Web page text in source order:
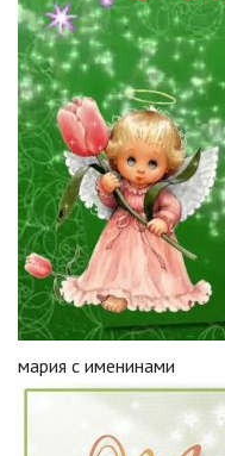
мария с именинами